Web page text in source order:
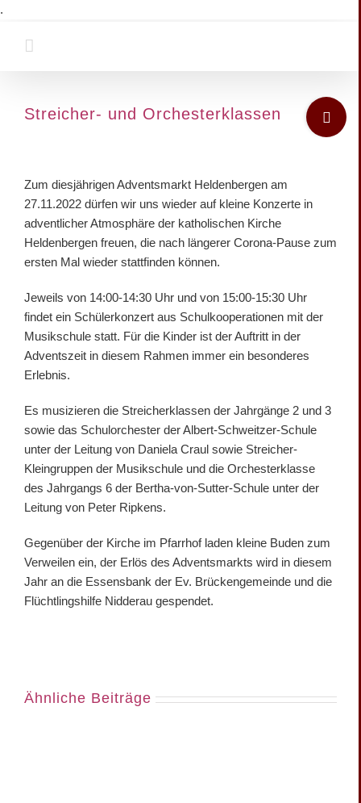
.
Streicher- und Orchesterklassen
grösseres
Bild
Zum diesjährigen Adventsmarkt Heldenbergen am
27.11.2022 dürfen wir uns wieder auf kleine Konzerte in
adventlicher Atmosphäre der katholischen Kirche
Heldenbergen freuen, die nach längerer Corona-Pause zum
ersten Mal wieder stattfinden können.
Jeweils von 14:00-14:30 Uhr und von 15:00-15:30 Uhr
findet ein Schülerkonzert aus Schulkooperationen mit der
Musikschule statt. Für die Kinder ist der Auftritt in der
Adventszeit in diesem Rahmen immer ein besonderes
Erlebnis.
Es musizieren die Streicherklassen der Jahrgänge 2 und 3
sowie das Schulorchester der Albert-Schweitzer-Schule
unter der Leitung von Daniela Craul sowie Streicher-
Kleingruppen der Musikschule und die Orchesterklasse
des Jahrgangs 6 der Bertha-von-Sutter-Schule unter der
Leitung von Peter Ripkens.
Gegenüber der Kirche im Pfarrhof laden kleine Buden zum
Verweilen ein, der Erlös des Adventsmarkts wird in diesem
Jahr an die Essensbank der Ev. Brückengemeinde und die
Flüchtlingshilfe Nidderau gespendet.
Ähnliche Beiträge
Toggle
Sliding